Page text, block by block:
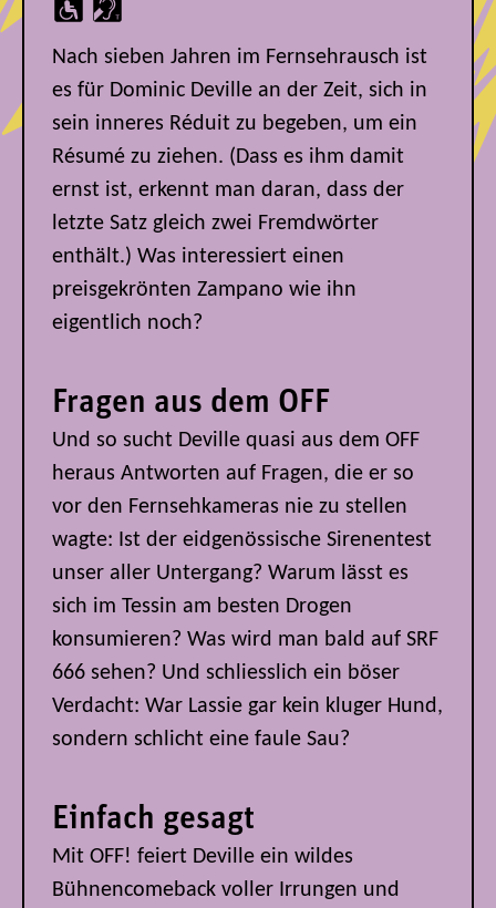
Nach sieben Jahren im Fernsehrausch ist
es für Dominic Deville an der Zeit, sich in
sein inneres Réduit zu begeben, um ein
Résumé zu ziehen. (Dass es ihm damit
ernst ist, erkennt man daran, dass der
letzte Satz gleich zwei Fremdwörter
enthält.) Was interessiert einen
preisgekrönten Zampano wie ihn
eigentlich noch?
Fragen aus dem OFF
Und so sucht Deville quasi aus dem OFF
heraus Antworten auf Fragen, die er so
vor den Fernsehkameras nie zu stellen
wagte: Ist der eidgenössische Sirenentest
unser aller Untergang? Warum lässt es
sich im Tessin am besten Drogen
konsumieren? Was wird man bald auf SRF
666 sehen? Und schliesslich ein böser
Verdacht: War Lassie gar kein kluger Hund,
sondern schlicht eine faule Sau?
Einfach gesagt
Mit OFF! feiert Deville ein wildes
Bühnencomeback voller Irrungen und